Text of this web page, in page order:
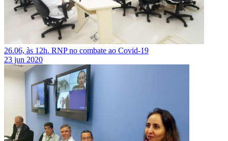
26.06, às 12h. RNP no combate ao Covid-19
23 jun 2020